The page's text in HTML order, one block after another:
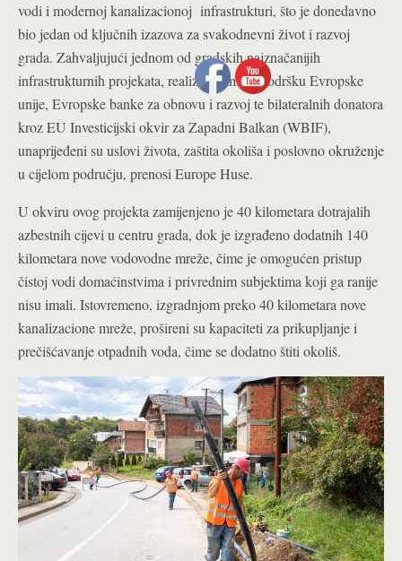
vodi i modernoj kanalizacionoj infrastrukturi, što je donedavno
bio jedan od ključnih izazova za svakodnevni život i razvoj
grada. Zahvaljujući jednom od gradskih najznačanijih
infrastrukturnih projekata, realizovanim uz podršku Evropske
unije, Evropske banke za obnovu i razvoj te bilateralnih donatora
kroz EU Investicijski okvir za Zapadni Balkan (WBIF),
unaprijeđeni su uslovi života, zaštita okoliša i poslovno okruženje
u cijelom području, prenosi Europe Huse.
U okviru ovog projekta zamijenjeno je 40 kilometara dotrajalih
azbestnih cijevi u centru grada, dok je izgrađeno dodatnih 140
kilometara nove vodovodne mreže, čime je omogućen pristup
čistoj vodi domaćinstvima i privrednim subjektima koji ga ranije
nisu imali. Istovremeno, izgradnjom preko 40 kilometara nove
kanalizacione mreže, prošireni su kapaciteti za prikupljanje i
prečišćavanje otpadnih voda, čime se dodatno štiti okoliš.